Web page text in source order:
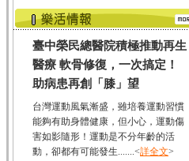
臺中榮民總醫院積極推動再生
醫療 軟骨修復，一次搞定！
助病患再創「膝」望
台灣運動風氣漸盛，雖培養運動習慣
能夠有助身體健康，但小心，運動傷
害如影隨形！運動是不分年齡的活
動，卻都有可能發生.......<詳全文>